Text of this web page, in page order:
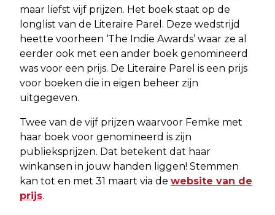
maar liefst vijf prijzen. Het boek staat op de
longlist van de Literaire Parel. Deze wedstrijd
heette voorheen ‘The Indie Awards’ waar ze al
eerder ook met een ander boek genomineerd
was voor een prijs. De Literaire Parel is een prijs
voor boeken die in eigen beheer zijn
uitgegeven.
Twee van de vijf prijzen waarvoor Femke met
haar boek voor genomineerd is zijn
publieksprijzen. Dat betekent dat haar
winkansen in jouw handen liggen! Stemmen
kan tot en met 31 maart via de website van de
prijs.